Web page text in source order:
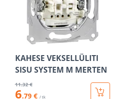
KAHESE VEKSELLÜLITI
SISU SYSTEM M MERTEN
11.32 €
6.79 € / tk